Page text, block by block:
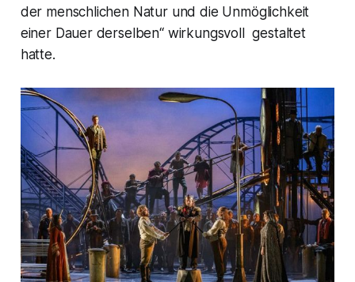
der menschlichen Natur und die Unmöglichkeit
einer Dauer derselben“ wirkungsvoll gestaltet
hatte.